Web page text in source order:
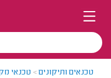
טכנאים ותיקונים> טכנאי